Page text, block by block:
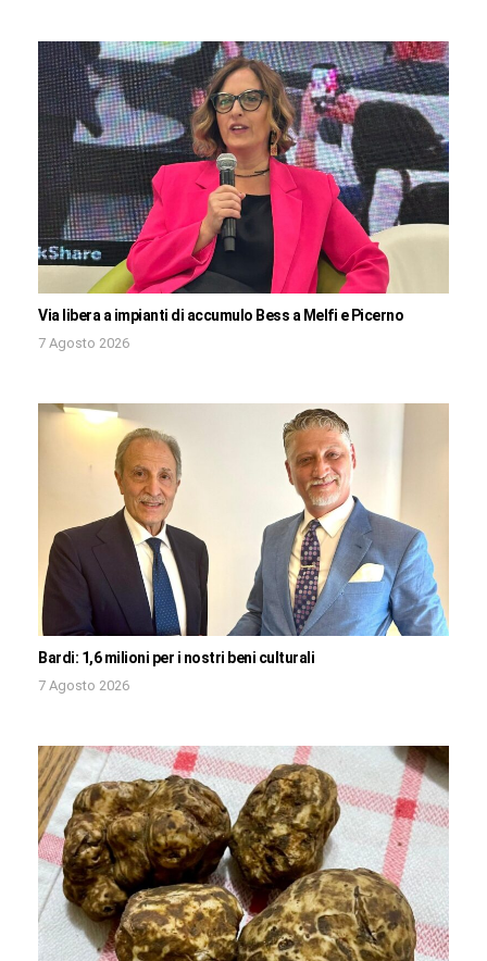
Via libera a impianti di accumulo Bess a Melfi e Picerno
7 Agosto 2026
Bardi: 1,6 milioni per i nostri beni culturali
7 Agosto 2026